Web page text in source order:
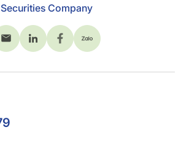
Securities Company